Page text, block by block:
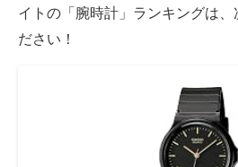
イトの「腕時計」ランキングは、
ださい！